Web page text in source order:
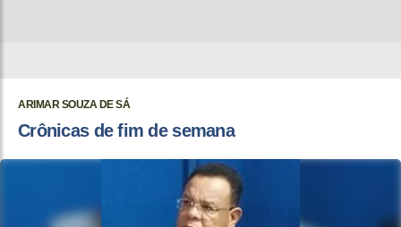
ARIMAR SOUZA DE SÁ
Crônicas de fim de semana